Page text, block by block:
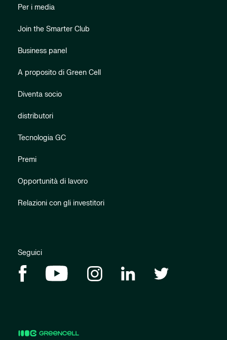
Per i media
Join the Smarter Club
Business panel
A proposito di Green Cell
Diventa socio
distributori
Tecnologia GC
Premi
Opportunità di lavoro
Relazioni con gli investitori
Seguici